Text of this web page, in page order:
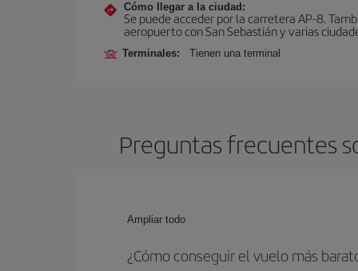
Cómo llegar a la ciudad:
Se puede acceder por la carretera AP-8.
aeropuerto con San Sebastián y varias
Terminales: Tienen una terminal
Preguntas frecuentes
Ampliar todo
¿Cómo conseguir el vuelo más